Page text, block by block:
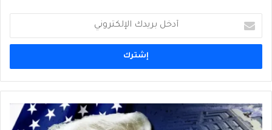
بريدك
الإلكتروني
المخابراتُ
الأميركية